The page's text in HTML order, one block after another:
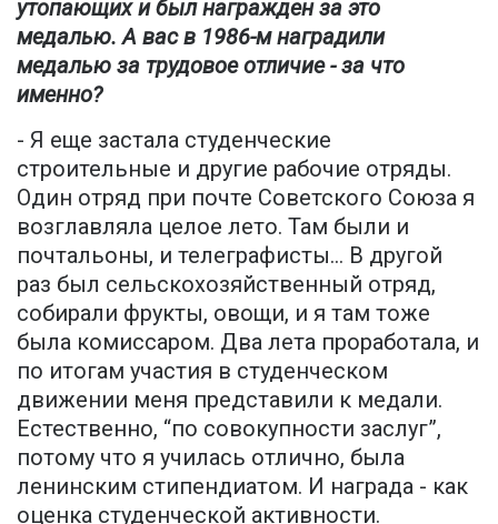
утопающих и был награжден за это
медалью. А вас в 1986-м наградили
медалью за трудовое отличие - за что
именно?
- Я еще застала студенческие
строительные и другие рабочие отряды.
Один отряд при почте Советского Союза я
возглавляла целое лето. Там были и
почтальоны, и телеграфисты… В другой
раз был сельскохозяйственный отряд,
собирали фрукты, овощи, и я там тоже
была комиссаром. Два лета проработала, и
по итогам участия в студенческом
движении меня представили к медали.
Естественно, “по совокупности заслуг”,
потому что я училась отлично, была
ленинским стипендиатом. И награда - как
оценка студенческой активности.